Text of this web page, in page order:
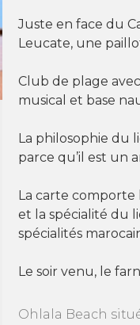
Juste en face du
Leucate, une
Club de plage
musical et base
La philosophie du
parce qu’il est un
La carte comporte
et la spécialité du
spécialités
Le soir venu, le
Ohlala Beach